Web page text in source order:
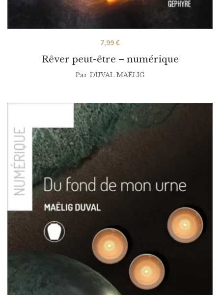
Rêver peut-être – numérique
7,99€
Par DUVAL MAËLIG